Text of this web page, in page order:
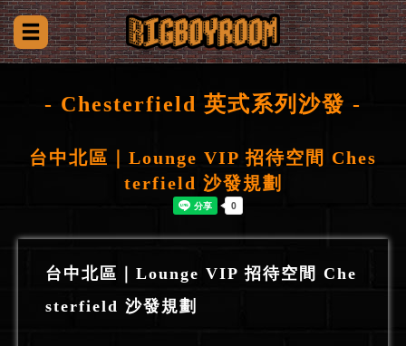
- Chesterfield 英式系列沙發 -
台中北區｜Lounge VIP 招待空間 Ches
terfield 沙發規劃
台中北區｜Lounge VIP 招待空間 Che
sterfield 沙發規劃